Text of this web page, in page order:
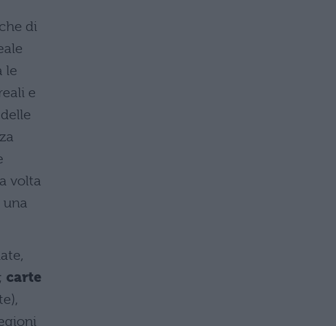
di
le
e
volta
carte